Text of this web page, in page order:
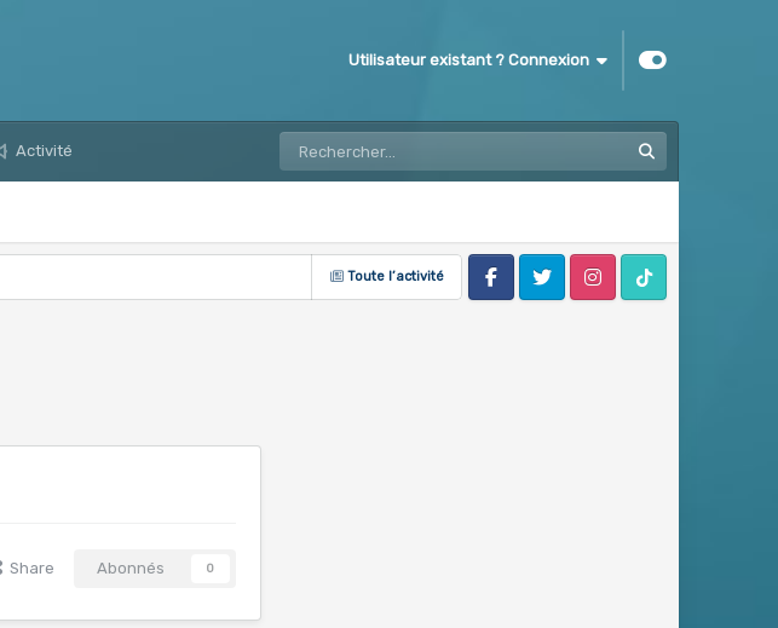
Utilisateur existant ? Connexion
Activité
Toute l’activité
FacebookTwitter InstagramTik Tok
Share Abonnés 0